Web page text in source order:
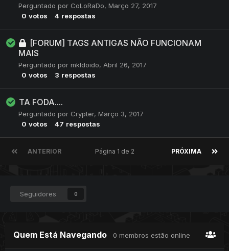
Perguntado por CoLoRaDo, Março 27, 2017
0 votos 4 respostas
[FORUM] TAGS ANTIGAS NÃO FUNCIONAM
MAIS
Perguntado por mkldoido, Abril 26, 2017
0 votos 3 respostas
TA FODA....
Perguntado por Crypter, Março 3, 2017
0 votos 47 respostas
ANTERIOR PRÓXIMA
Página 1 de 2
Seguidores 0
Quem Está Navegando 0 membros estão online